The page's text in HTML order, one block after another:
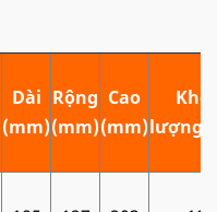
Dài
(mm)
Rộng
(mm)
Cao
(mm)
Khối
lượng